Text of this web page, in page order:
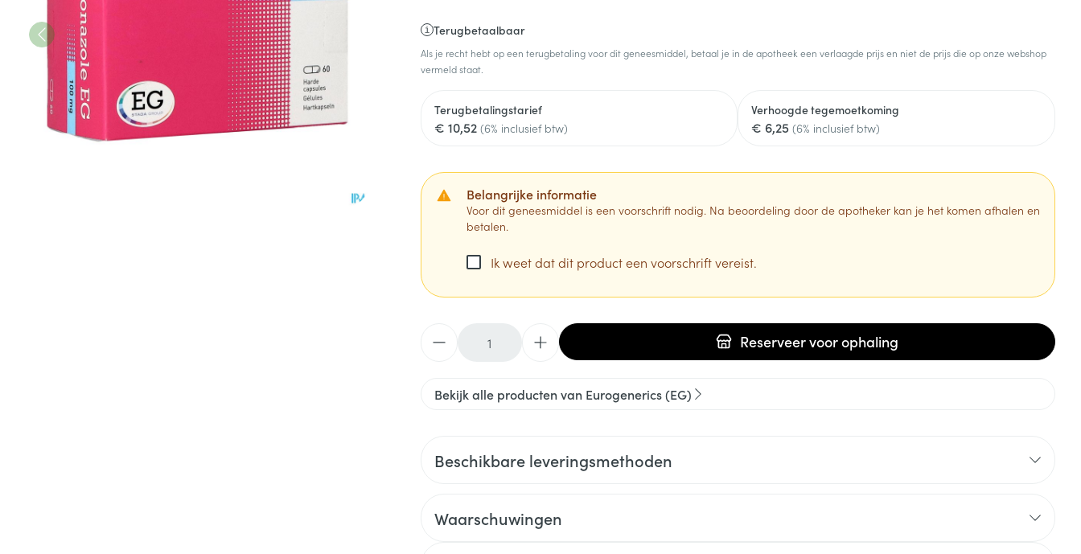
Terugbetaalbaar
Als je recht hebt op een terugbetaling voor dit geneesmiddel, betaal je in de apotheek een verlaagde prijs en niet de prijs die op onze webshop
vermeld staat.
Terugbetalingstarief
€ 10,52 (6% inclusief btw)
Verhoogde tegemoetkoming
€ 6,25 (6% inclusief btw)
Belangrijke informatie
Voor dit geneesmiddel is een voorschrift nodig. Na beoordeling door de apotheker kan je het komen afhalen en
betalen.
Ik weet dat dit product een voorschrift vereist.
Reserveervoor ophaling
Bekijk alle producten van Eurogenerics (EG)
Beschikbare leveringsmethoden
Waarschuwingen